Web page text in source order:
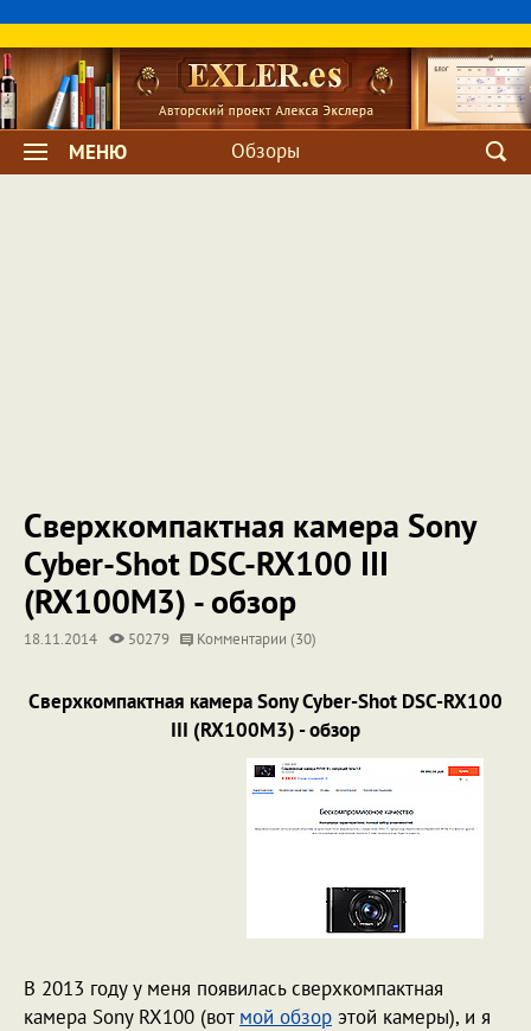
МЕНЮ Обзоры
Сверхкомпактная камера Sony
Cyber-Shot DSC-RX100 III
(RX100M3) - обзор
18.11.2014 50279 Комментарии (30)
Сверхкомпактная камера Sony Cyber-Shot DSC-RX100
III (RX100M3) - обзор
В 2013 году у меня появилась сверхкомпактная
камера Sony RX100 (вот мой обзор этой камеры), и я